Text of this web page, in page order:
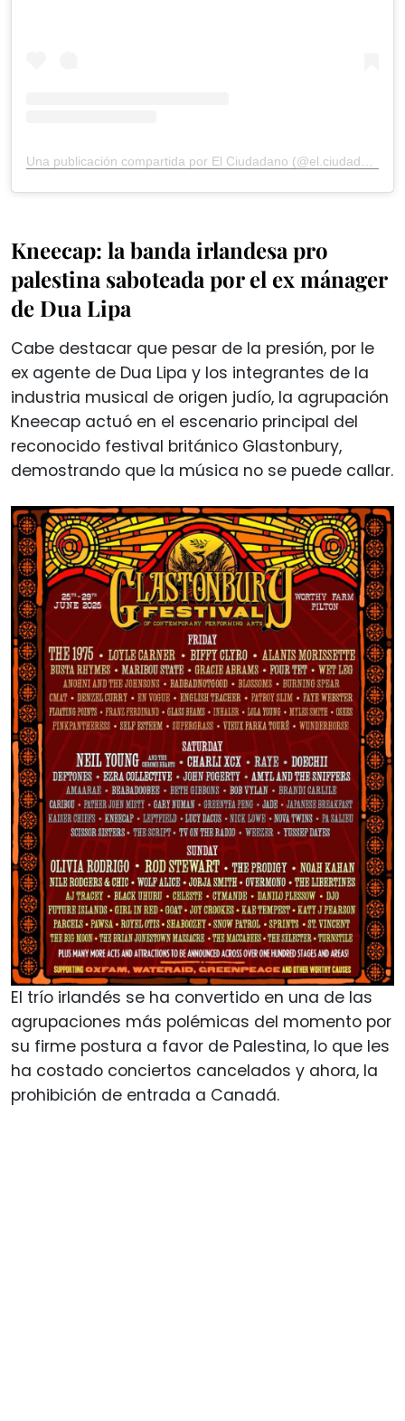
Kneecap: la banda irlandesa pro
palestina saboteada por el ex mánager
de Dua Lipa
Cabe destacar que pesar de la presión, por le
ex agente de Dua Lipa y los integrantes de la
industria musical de origen judío, la agrupación
Kneecap actuó en el escenario principal del
reconocido festival británico Glastonbury,
demostrando que la música no se puede callar.
El trío irlandés se ha convertido en una de las
agrupaciones más polémicas del momento por
su firme postura a favor de Palestina, lo que les
ha costado conciertos cancelados y ahora, la
prohibición de entrada a Canadá.